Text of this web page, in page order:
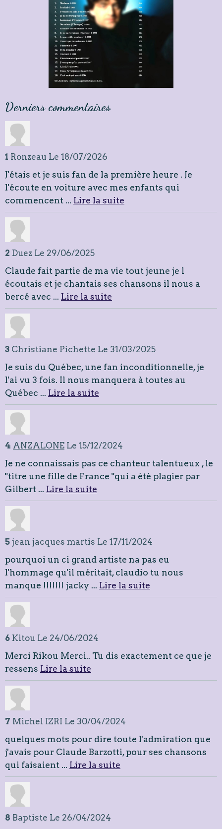
Derniers commentaires
1 Ronzeau Le 18/07/2026
J'étais et je suis fan de la première heure . Je
l'écoute en voiture avec mes enfants qui
commencent ... Lire la suite
2 Duez Le 29/06/2025
Claude fait partie de ma vie tout jeune je l
écoutais et je chantais ses chansons il nous a
bercé avec ... Lire la suite
3 Christiane Pichette Le 31/03/2025
Je suis du Québec, une fan inconditionnelle, je
l'ai vu 3 fois. Il nous manquera à toutes au
Québec ... Lire la suite
4 ANZALONE Le 15/12/2024
Je ne connaissais pas ce chanteur talentueux , le
"titre une fille de France "qui a été plagier par
Gilbert ... Lire la suite
5 jean jacques martis Le 17/11/2024
pourquoi un ci grand artiste na pas eu
l'hommage qu'il méritait, claudio tu nous
manque !!!!!!! jacky ... Lire la suite
6 Kitou Le 24/06/2024
Merci Rikou Merci.. Tu dis exactement ce que je
ressens Lire la suite
7 Michel IZRI Le 30/04/2024
quelques mots pour dire toute l'admiration que
j'avais pour Claude Barzotti, pour ses chansons
qui faisaient ... Lire la suite
8 Baptiste Le 26/04/2024